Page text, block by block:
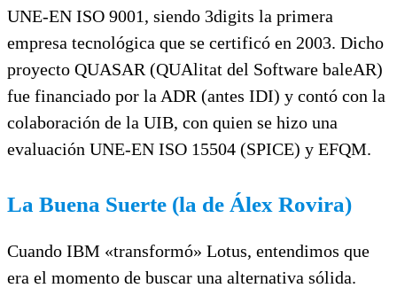
UNE-EN ISO 9001, siendo 3digits la primera
empresa tecnológica que se certificó en 2003. Dicho
proyecto QUASAR (QUAlitat del Software baleAR)
fue financiado por la ADR (antes IDI) y contó con la
colaboración de la UIB, con quien se hizo una
evaluación UNE-EN ISO 15504 (SPICE) y EFQM.
La Buena Suerte (la de Álex Rovira)
Cuando IBM «transformó» Lotus, entendimos que
era el momento de buscar una alternativa sólida.